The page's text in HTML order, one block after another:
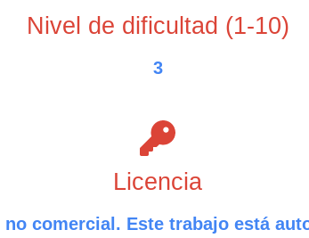
Nivel de dificultad (1-10)
3
Licencia
comercial. Este trabajo está